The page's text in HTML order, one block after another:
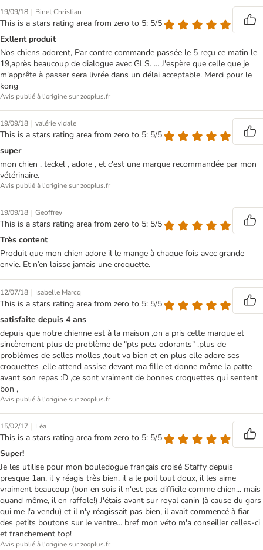
19/09/18 | Binet Christian
This is a stars rating area from zero to 5: 5/5
Exllent produit
Nos chiens adorent, Par contre commande passée le 5 reçu ce matin le
19,après beaucoup de dialogue avec GLS. ... J'espère que celle que je
m'apprête à passer sera livrée dans un délai acceptable. Merci pour le
kong
Avis publié à l'origine sur zooplus.fr
19/09/18 | valérie vidale
This is a stars rating area from zero to 5: 5/5
super
mon chien , teckel , adore , et c'est une marque recommandée par mon
vétérinaire.
Avis publié à l'origine sur zooplus.fr
19/09/18 | Geoffrey
This is a stars rating area from zero to 5: 5/5
Très content
Produit que mon chien adore il le mange à chaque fois avec grande
envie. Et n’en laisse jamais une croquette.
12/07/18 | Isabelle Marcq
This is a stars rating area from zero to 5: 5/5
satisfaite depuis 4 ans
depuis que notre chienne est à la maison ,on a pris cette marque et
sincèrement plus de problème de "pts pets odorants" ,plus de
problèmes de selles molles ,tout va bien et en plus elle adore ses
croquettes ,elle attend assise devant ma fille et donne même la patte
avant son repas :D ,ce sont vraiment de bonnes croquettes qui sentent
bon ,
Avis publié à l'origine sur zooplus.fr
15/02/17 | Léa
This is a stars rating area from zero to 5: 5/5
Super!
Je les utilise pour mon bouledogue français croisé Staffy depuis
presque 1an, il y réagis très bien, il a le poil tout doux, il les aime
vraiment beaucoup (bon en sois il n'est pas difficile comme chien... mais
quand même, il en raffole!) J'étais avant sur royal canin (à cause du gars
qui me l'a vendu) et il n'y réagissait pas bien, il avait commencé à fiar
des petits boutons sur le ventre... bref mon véto m'a conseiller celles-ci
et franchement top!
Avis publié à l'origine sur zooplus.fr